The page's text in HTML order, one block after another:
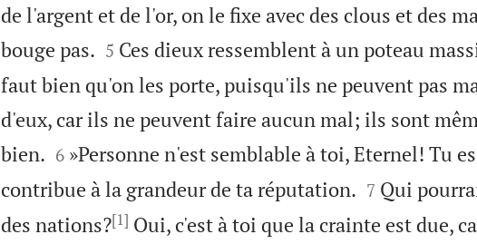
de l'argent et de l'or, on le fixe avec des clous et des
bouge pas.
5 Ces dieux ressemblent à un poteau
faut bien qu'on les porte, puisqu'ils ne peuvent pas
d'eux, car ils ne peuvent faire aucun mal; ils sont
bien.
6 »Personne n'est semblable à toi, Eternel! Tu
contribue à la grandeur de ta réputation.
7 Qui
des nations?[1] Oui, c'est à toi que la crainte est due,